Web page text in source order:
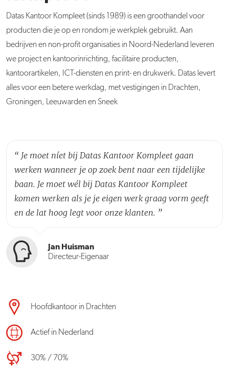
Datas Kantoor Kompleet (sinds 1989) is een groothandel voor
producten die je op en rondom je werkplek gebruikt. Aan
bedrijven en non-profit organisaties in Noord-Nederland leveren
we project en kantoorinrichting, facilitaire producten,
kantoorartikelen, ICT-diensten en print- en drukwerk. Datas levert
alles voor een betere werkdag, met vestigingen in Drachten,
Groningen, Leeuwarden en Sneek
“ Je moet níet bij Datas Kantoor Kompleet gaan
werken wanneer je op zoek bent naar een tijdelijke
baan. Je moet wél bij Datas Kantoor Kompleet
komen werken als je je eigen werk graag vorm geeft
en de lat hoog legt voor onze klanten. ”
Jan Huisman
Directeur-Eigenaar
Hoofdkantoor in Drachten
Actief in Nederland
30% / 70%